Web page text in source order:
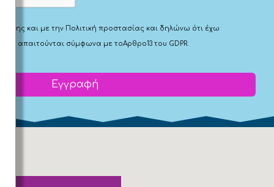
και με την Πολιτική προστασίας και δηλώνω ότι έχω
που απαιτούνται σύμφωνα με τοΑρθρο13 του GDPR.
Εγγραφή